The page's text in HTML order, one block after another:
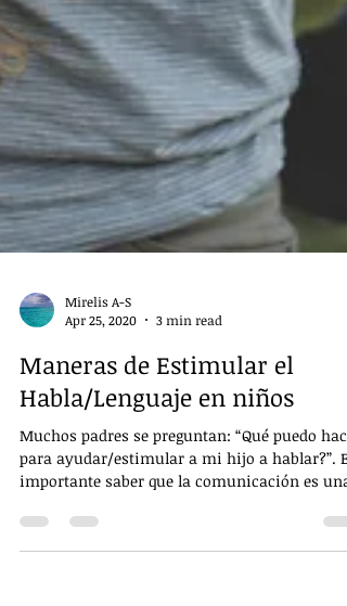
Mirelis A-S
Apr 25, 2020
3 min read
Maneras de Estimular el
Habla/Lenguaje en niños
Muchos padres se preguntan: “Qué puedo
para ayudar/estimular a mi hijo a hablar?”. Es